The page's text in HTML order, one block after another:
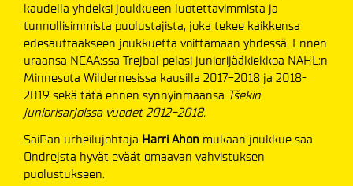
kaudella yhdeksi joukkueen luotettavimmista ja
tunnollisimmista puolustajista, joka tekee kaikkensa
edesauttaakseen joukkuetta voittamaan yhdessä. Ennen
uraansa NCAA:ssa Trejbal pelasi juniorijääkiekkoa NAHL:n
Minnesota Wildernesissa kausilla 2017-2018 ja 2018-
2019 sekä tätä ennen synnyinmaansa Tšekin
juniorisarjoissa vuodet 2012-2018.
SaiPan urheilujohtaja Harri Ahon mukaan joukkue saa
Ondrejsta hyvät eväät omaavan vahvistuksen
puolustukseen.